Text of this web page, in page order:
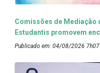
Comissões de Mediação
Estudantis promovem
Publicado em: 04/08/2026 7h07